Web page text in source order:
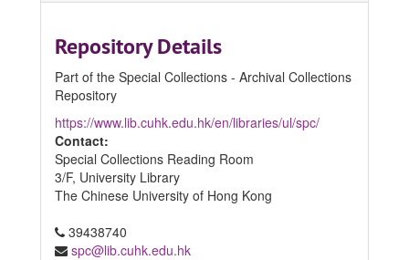
Repository Details
Part of the Special Collections - Archival Collections
Repository
https://www.lib.cuhk.edu.hk/en/libraries/ul/spc/
Contact:
Special Collections Reading Room
3/F, University Library
The Chinese University of Hong Kong
39438740
spc@lib.cuhk.edu.hk